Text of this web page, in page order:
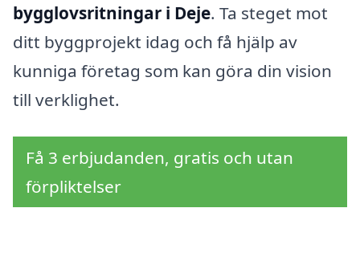
bygglovsritningar i Deje. Ta steget mot
ditt byggprojekt idag och få hjälp av
kunniga företag som kan göra din vision
till verklighet.
Få 3 erbjudanden, gratis och utan
förpliktelser